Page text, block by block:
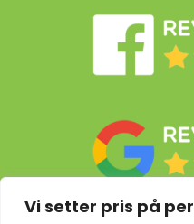
Vi setter pris på